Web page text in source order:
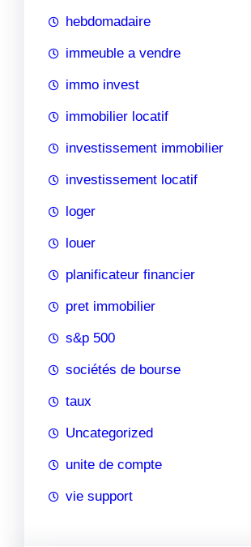
hebdomadaire
immeuble a vendre
immo invest
immobilier locatif
investissement immobilier
investissement locatif
loger
louer
planificateur financier
pret immobilier
s&p 500
sociétés de bourse
taux
Uncategorized
unite de compte
vie support